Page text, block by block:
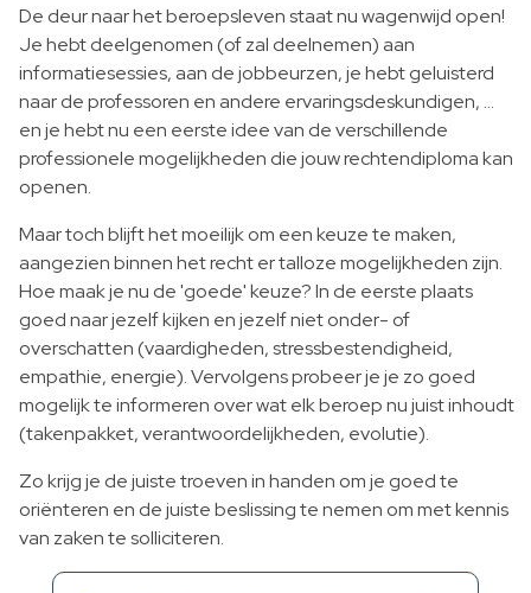
De deur naar het beroepsleven staat nu wagenwijd open!
Je hebt deelgenomen (of zal deelnemen) aan
informatiesessies, aan de jobbeurzen, je hebt geluisterd
naar de professoren en andere ervaringsdeskundigen, …
en je hebt nu een eerste idee van de verschillende
professionele mogelijkheden die jouw rechtendiploma kan
openen.
Maar toch blijft het moeilijk om een keuze te maken,
aangezien binnen het recht er talloze mogelijkheden zijn.
Hoe maak je nu de 'goede' keuze? In de eerste plaats
goed naar jezelf kijken en jezelf niet onder- of
overschatten (vaardigheden, stressbestendigheid,
empathie, energie). Vervolgens probeer je je zo goed
mogelijk te informeren over wat elk beroep nu juist inhoudt
(takenpakket, verantwoordelijkheden, evolutie).
Zo krijg je de juiste troeven in handen om je goed te
oriënteren en de juiste beslissing te nemen om met kennis
van zaken te solliciteren.